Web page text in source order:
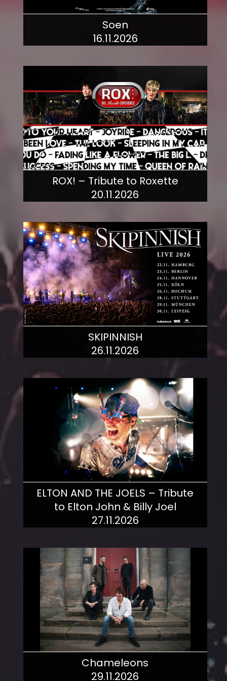
Soen
16.11.2026
ROX! – Tribute to Roxette
20.11.2026
SKIPINNISH
26.11.2026
ELTON AND THE JOELS – Tribute
to Elton John & Billy Joel
27.11.2026
Chameleons
29.11.2026